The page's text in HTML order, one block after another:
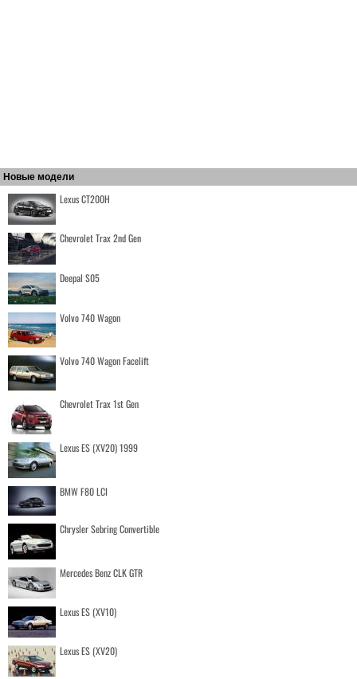
Новые модели
Lexus CT200H
Chevrolet Trax 2nd Gen
Deepal S05
Volvo 740 Wagon
Volvo 740 Wagon Facelift
Chevrolet Trax 1st Gen
Lexus ES (XV20) 1999
BMW F80 LCI
Chrysler Sebring Convertible
Mercedes Benz CLK GTR
Lexus ES (XV10)
Lexus ES (XV20)